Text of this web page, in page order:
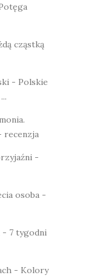
cząstką
- Polskie
recenzja
-
osoba -
- 7 tygodni
- Kolory